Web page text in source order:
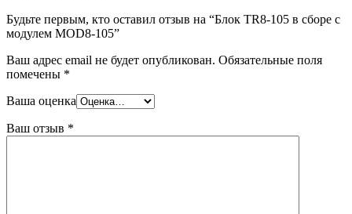
Будьте первым, кто оставил отзыв на “Блок TR8-105 в сборе с
модулем MOD8-105”
Ваш адрес email не будет опубликован. Обязательные поля
помечены *
Ваша оценка
Ваш отзыв *